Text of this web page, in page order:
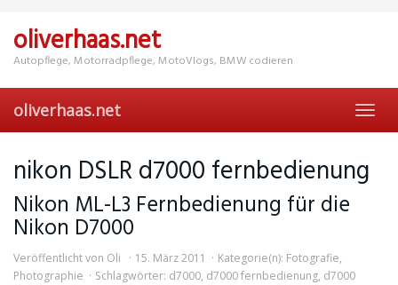
main
content
oliverhaas.net
Autopflege, Motorradpflege, MotoVlogs, BMW codieren
oliverhaas.net
nikon DSLR d7000 fernbedienung
Nikon ML-L3 Fernbedienung für die
Nikon D7000
Veröffentlicht von Oli 15. März 2011 Kategorie(n): Fotografie,
Photographie
Schlagwörter: d7000, d7000 fernbedienung, d7000